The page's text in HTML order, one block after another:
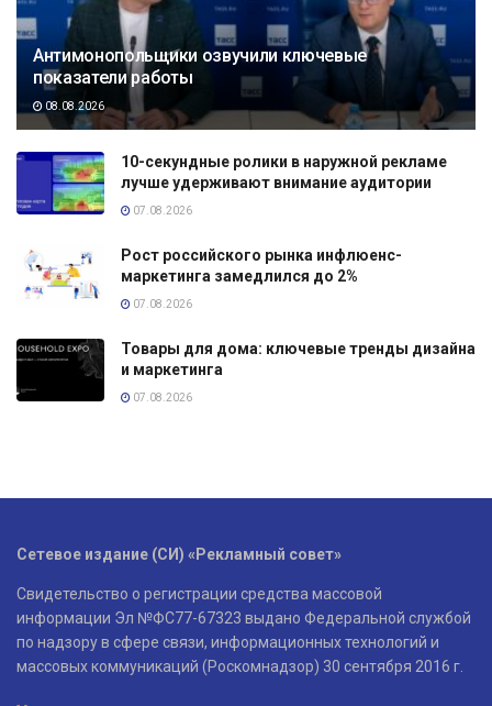
Антимонопольщики озвучили ключевые
показатели работы
08.08.2026
10-секундные ролики в наружной рекламе
лучше удерживают внимание аудитории
07.08.2026
Рост российского рынка инфлюенс-
маркетинга замедлился до 2%
07.08.2026
Товары для дома: ключевые тренды дизайна
и маркетинга
07.08.2026
Сетевое издание (СИ) «Рекламный совет»
Свидетельство о регистрации средства массовой
информации Эл №ФС77-67323 выдано Федеральной службой
по надзору в сфере связи, информационных технологий и
массовых коммуникаций (Роскомнадзор) 30 сентября 2016 г.